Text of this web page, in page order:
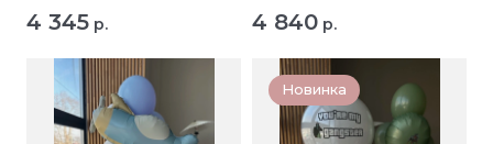
4 345 р. 4 840 р.
Новинка